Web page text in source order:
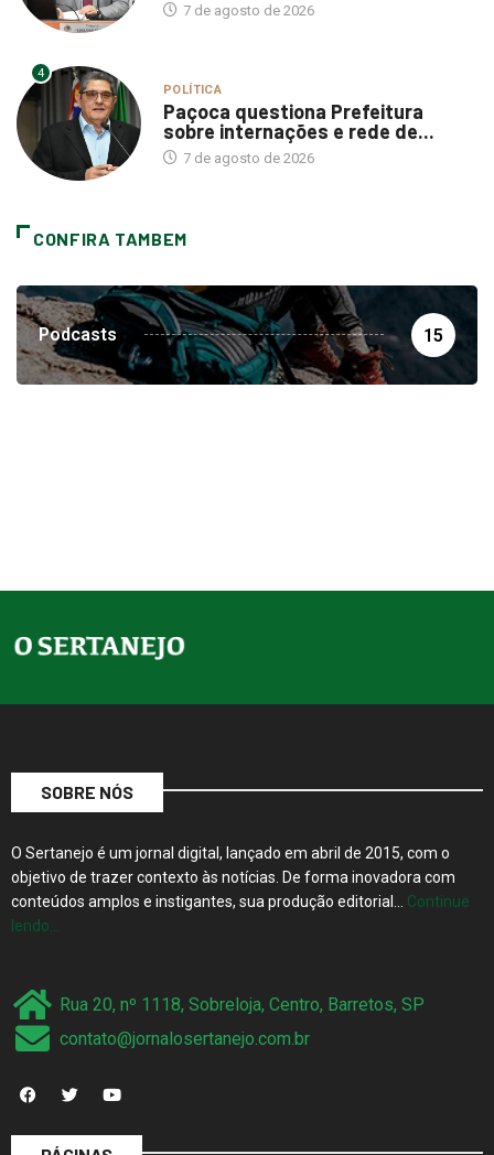
7 de agosto de 2026
4
POLÍTICA
Paçoca questiona Prefeitura
sobre internações e rede de...
7 de agosto de 2026
CONFIRA TAMBEM
Podcasts 15
SOBRE NÓS
O Sertanejo é um jornal digital, lançado em abril de 2015, com o
objetivo de trazer contexto às notícias. De forma inovadora com
conteúdos amplos e instigantes, sua produção editorial… Continue
lendo…
Rua 20, nº 1118, Sobreloja, Centro, Barretos, SP
contato@jornalosertanejo.com.br